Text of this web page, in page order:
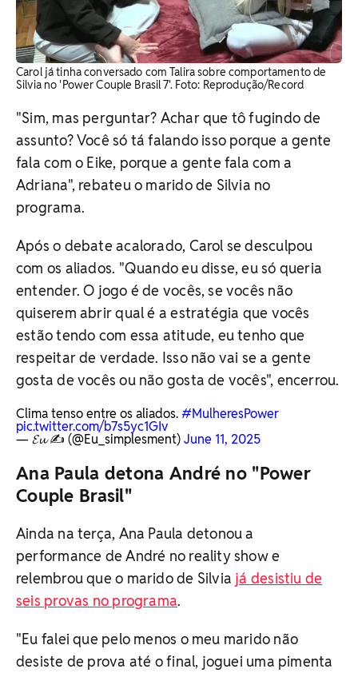
Carol já tinha conversado com Talira sobre comportamento de
Silvia no 'Power Couple Brasil 7'. Foto: Reprodução/Record
"Sim, mas perguntar? Achar que tô fugindo de
assunto? Você só tá falando isso porque a gente
fala com o Eike, porque a gente fala com a
Adriana", rebateu o marido de Silvia no
programa.
Após o debate acalorado, Carol se desculpou
com os aliados. "Quando eu disse, eu só queria
entender. O jogo é de vocês, se vocês não
quiserem abrir qual é a estratégia que vocês
estão tendo com essa atitude, eu tenho que
respeitar de verdade. Isso não vai se a gente
gosta de vocês ou não gosta de vocês", encerrou.
Clima tenso entre os aliados.#MulheresPower
pic.twitter.com/b7s5yc1GIv
— 𝓔𝓾 ✍️ (@Eu_simplesment)June 11, 2025
Ana Paula detona André no "Power
Couple Brasil"
Ainda na terça, Ana Paula detonou a
performance de André no reality show e
relembrou que o marido de Silvia já desistiu de
seis provas no programa.
"Eu falei que pelo menos o meu marido não
desiste de prova até o final, joguei uma pimenta